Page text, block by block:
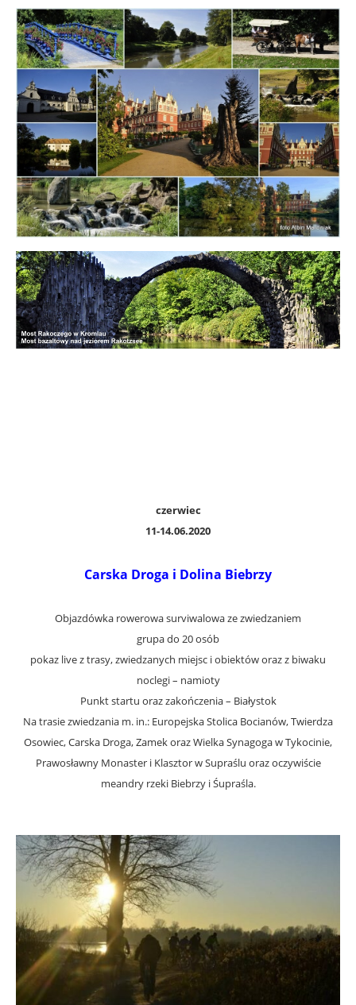
czerwiec
11-14.06.2020
Carska Droga i Dolina Biebrzy
Objazdówka rowerowa surviwalowa ze zwiedzaniem
grupa do 20 osób
pokaz live z trasy, zwiedzanych miejsc i obiektów oraz z biwaku
noclegi – namioty
Punkt startu oraz zakończenia – Białystok
Na trasie zwiedzania m. in.: Europejska Stolica Bocianów, Twierdza
Osowiec, Carska Droga, Zamek oraz Wielka Synagoga w Tykocinie,
Prawosławny Monaster i Klasztor w Supraślu oraz oczywiście
meandry rzeki Biebrzy i Śupraśla.